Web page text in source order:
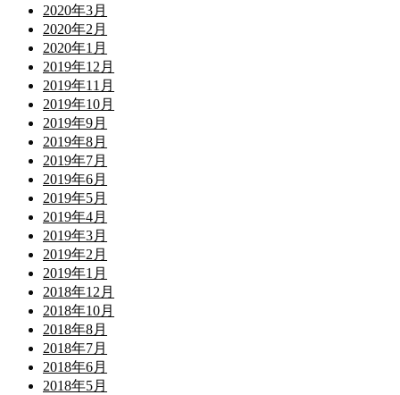
2020年3月
2020年2月
2020年1月
2019年12月
2019年11月
2019年10月
2019年9月
2019年8月
2019年7月
2019年6月
2019年5月
2019年4月
2019年3月
2019年2月
2019年1月
2018年12月
2018年10月
2018年8月
2018年7月
2018年6月
2018年5月